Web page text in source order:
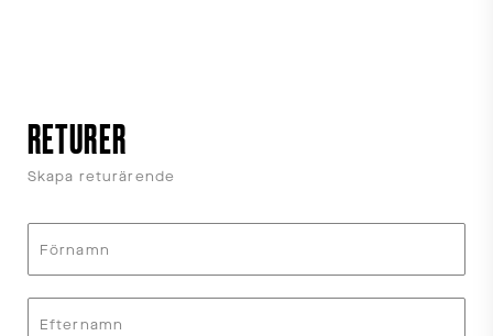
RETURER
Skapa returärende
Förnamn
Efternamn